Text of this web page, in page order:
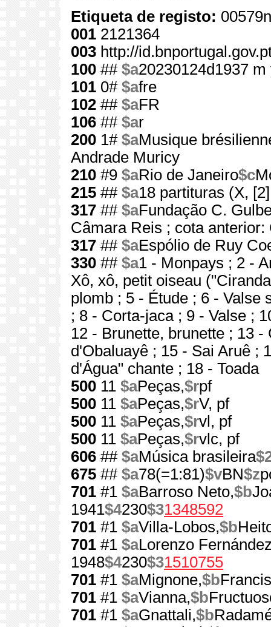
Etiqueta de registo:
001 2121364
003 http://
100 ## $a20230124d1937
101 0# $afre
102 ## $aFR
106 ## $ar
200 1# $aMusique
Andrade Muricy
210 #9 $aRio de Janeiro$c
215 ## $a18 partituras (X,
317 ## $aFundação C.
Câmara Reis ; cota anterior:
317 ## $aEspólio de Ruy
330 ## $a1 - Monpays ; 2 -
Xô, xô, petit oiseau
plomb ; 5 - Étude ; 6 - Valse
; 8 - Corta-jaca ; 9 - Valse ;
12 - Brunette, brunette ; 13
d'Obaluayê ; 15 - Sai Aruê ;
d'Água" chante ; 18 - Toada
500 11 $aPeças,$rpf
500 11 $aPeças,$rV, pf
500 11 $aPeças,$rvl, pf
500 11 $aPeças,$rvlc, pf
606 ## $aMúsica brasileira
675 ## $a78(=1:81)$vBN$z
701 #1 $aBarroso Neto,$b
1941$4230$31348592
701 #1 $aVilla-Lobos,$b
701 #1 $aLorenzo
1948$4230$31510755
701 #1 $aMignone,$b
701 #1 $aVianna,$b
701 #1 $aGnattali,$b